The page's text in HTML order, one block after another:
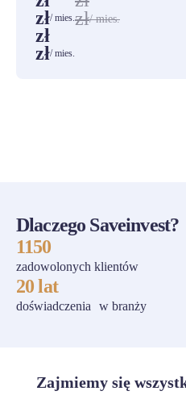
zł/ mies.
zł
zł/ mies.
zł/ mies.
Dlaczego Saveinvest?
1150
zadowolonych klientów
20 lat
doświadczenia w branży
Zajmiemy się